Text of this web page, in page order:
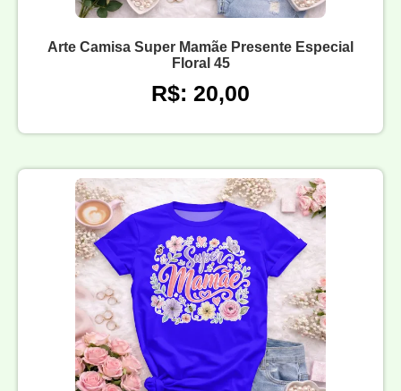
Arte Camisa Super Mamãe Presente Especial
Floral 45
R$: 20,00